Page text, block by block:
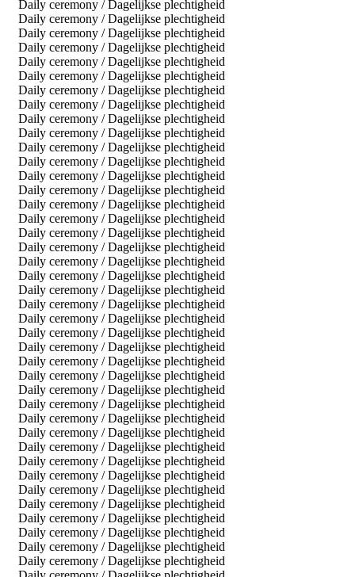
Daily ceremony / Dagelijkse plechtigheid
Daily ceremony / Dagelijkse plechtigheid
Daily ceremony / Dagelijkse plechtigheid
Daily ceremony / Dagelijkse plechtigheid
Daily ceremony / Dagelijkse plechtigheid
Daily ceremony / Dagelijkse plechtigheid
Daily ceremony / Dagelijkse plechtigheid
Daily ceremony / Dagelijkse plechtigheid
Daily ceremony / Dagelijkse plechtigheid
Daily ceremony / Dagelijkse plechtigheid
Daily ceremony / Dagelijkse plechtigheid
Daily ceremony / Dagelijkse plechtigheid
Daily ceremony / Dagelijkse plechtigheid
Daily ceremony / Dagelijkse plechtigheid
Daily ceremony / Dagelijkse plechtigheid
Daily ceremony / Dagelijkse plechtigheid
Daily ceremony / Dagelijkse plechtigheid
Daily ceremony / Dagelijkse plechtigheid
Daily ceremony / Dagelijkse plechtigheid
Daily ceremony / Dagelijkse plechtigheid
Daily ceremony / Dagelijkse plechtigheid
Daily ceremony / Dagelijkse plechtigheid
Daily ceremony / Dagelijkse plechtigheid
Daily ceremony / Dagelijkse plechtigheid
Daily ceremony / Dagelijkse plechtigheid
Daily ceremony / Dagelijkse plechtigheid
Daily ceremony / Dagelijkse plechtigheid
Daily ceremony / Dagelijkse plechtigheid
Daily ceremony / Dagelijkse plechtigheid
Daily ceremony / Dagelijkse plechtigheid
Daily ceremony / Dagelijkse plechtigheid
Daily ceremony / Dagelijkse plechtigheid
Daily ceremony / Dagelijkse plechtigheid
Daily ceremony / Dagelijkse plechtigheid
Daily ceremony / Dagelijkse plechtigheid
Daily ceremony / Dagelijkse plechtigheid
Daily ceremony / Dagelijkse plechtigheid
Daily ceremony / Dagelijkse plechtigheid
Daily ceremony / Dagelijkse plechtigheid
Daily ceremony / Dagelijkse plechtigheid